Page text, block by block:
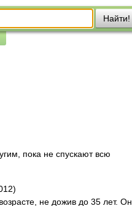
Найти!
пока не спускают всю
не дожив до 35 лет. Он